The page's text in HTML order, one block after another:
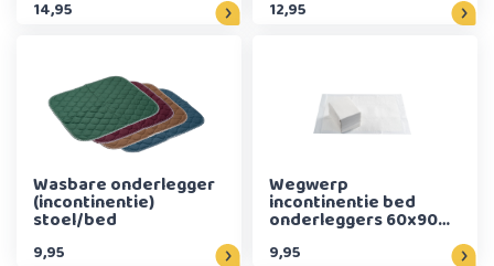
14,95 12,95
Wasbare onderlegger
(incontinentie)
stoel/bed
9,95
Wegwerp
incontinentie bed
onderleggers 60x90
cm (25 stuks)
9,95